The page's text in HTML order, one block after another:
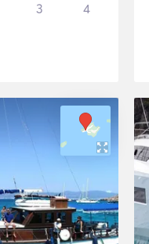
3 4